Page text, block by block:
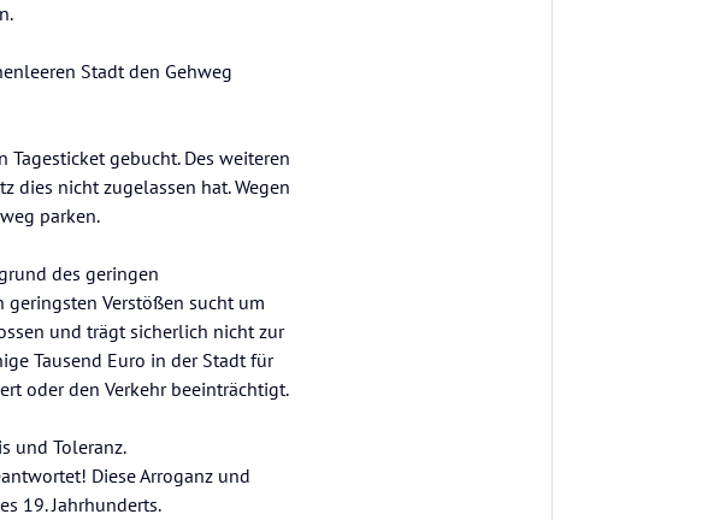
Stadt den Gehweg
gebucht. Des weiteren
dies nicht zugelassen hat. Wegen
parken.
des geringen
Verstößen sucht um
und trägt sicherlich nicht zur
Tausend Euro in der Stadt für
oder den Verkehr beeinträchtigt.
und Toleranz.
Diese Arroganz und
19. Jahrhunderts.